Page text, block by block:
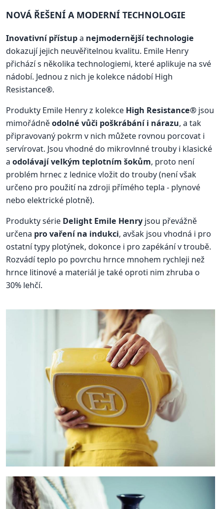
NOVÁ ŘEŠENÍ A MODERNÍ TECHNOLOGIE
Inovativní přístupa nejmodernější technologie
dokazují jejich neuvěřitelnou kvalitu. Emile Henry
přichází s několika technologiemi, které aplikuje na své
nádobí. Jednou z nich je kolekce nádobí High
Resistance®.
Produkty Emile Henry z kolekce High Resistance® jsou
mimořádněodolné vůči poškrábání i nárazu, a tak
připravovaný pokrm v nich můžete rovnou porcovat i
servírovat. Jsou vhodné do mikrovlnné trouby i klasické
a odolávají velkým teplotním šokům, proto není
problém hrnec z lednice vložit do trouby (není však
určeno pro použití na zdroji přímého tepla - plynové
nebo elektrické plotně).
Produkty série Delight Emile Henry jsou převážně
určena pro vaření na indukci, avšak jsou vhodná i pro
ostatní typy plotýnek, dokonce i pro zapékání v troubě.
Rozvádí teplo po povrchu hrnce mnohem rychleji než
hrnce litinové a materiál je také oproti nim zhruba o
30% lehčí.